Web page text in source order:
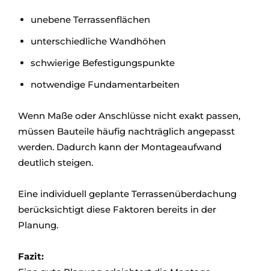
unebene Terrassenflächen
unterschiedliche Wandhöhen
schwierige Befestigungspunkte
notwendige Fundamentarbeiten
Wenn Maße oder Anschlüsse nicht exakt passen,
müssen Bauteile häufig nachträglich angepasst
werden. Dadurch kann der Montageaufwand
deutlich steigen.
Eine individuell geplante Terrassenüberdachung
berücksichtigt diese Faktoren bereits in der
Planung.
Fazit: